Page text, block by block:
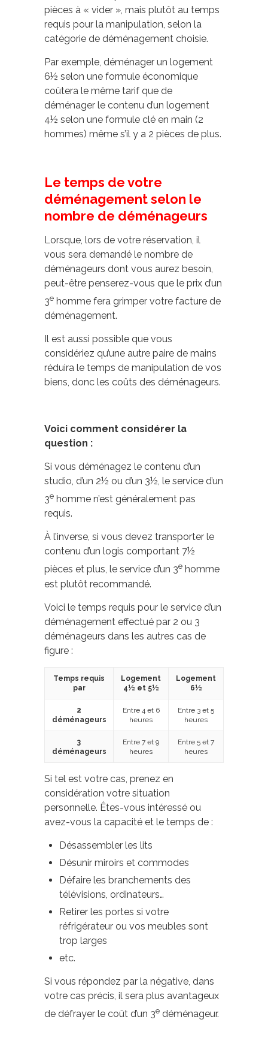
pièces à « vider », mais plutôt au temps
requis pour la manipulation, selon la
catégorie de déménagement choisie.
Par exemple, déménager un logement
6½ selon une formule économique
coûtera le même tarif que de
déménager le contenu d’un logement
4½ selon une formule clé en main (2
hommes) même s’il y a 2 pièces de plus.
Le temps de votre
déménagement selon le
nombre de déménageurs
Lorsque, lors de votre réservation, il
vous sera demandé le nombre de
déménageurs dont vous aurez besoin,
peut-être penserez-vous que le prix d’un
3e homme fera grimper votre facture de
déménagement.
Il est aussi possible que vous
considériez qu’une autre paire de mains
réduira le temps de manipulation de vos
biens, donc les coûts des déménageurs.
Voici comment considérer la
question :
Si vous déménagez le contenu d’un
studio, d’un 2½ ou d’un 3½, le service d’un
3e homme n’est généralement pas
requis.
À l’inverse, si vous devez transporter le
contenu d’un logis comportant 7½
pièces et plus, le service d’un 3e homme
est plutôt recommandé.
Voici le temps requis pour le service d’un
déménagement effectué par 2 ou 3
déménageurs dans les autres cas de
figure :
Temps requis
par
Logement
4½ et 5½
Logement
6½
2
déménageurs
Entre 4 et 6
heures
Entre 3 et 5
heures
3
déménageurs
Entre 7 et 9
heures
Entre 5 et 7
heures
Si tel est votre cas, prenez en
considération votre situation
personnelle. Êtes-vous intéressé ou
avez-vous la capacité et le temps de :
Désassembler les lits
Désunir miroirs et commodes
Défaire les branchements des
télévisions, ordinateurs…
Retirer les portes si votre
réfrigérateur ou vos meubles sont
trop larges
etc.
Si vous répondez par la négative, dans
votre cas précis, il sera plus avantageux
de défrayer le coût d’un 3e déménageur.